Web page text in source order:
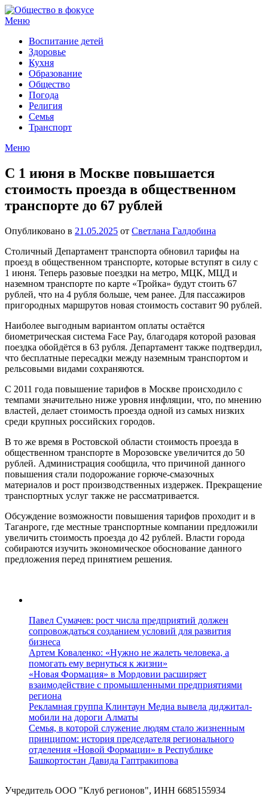
Перейти
к
Меню
Воспитание детей
Здоровье
Кухня
Образование
Общество
Погода
Религия
Семья
Транспорт
Меню
С 1 июня в Москве повышается
стоимость проезда в общественном
транспорте до 67 рублей
Опубликовано в 21.05.2025 от Светлана Галдобина
Столичный Департамент транспорта обновил тарифы на
проезд в общественном транспорте, которые вступят в силу с
1 июня. Теперь разовые поездки на метро, МЦК, МЦД и
наземном транспорте по карте «Тройка» будут стоить 67
рублей, что на 4 рубля больше, чем ранее. Для пассажиров
пригородных маршрутов новая стоимость составит 90 рублей.
Наиболее выгодным вариантом оплаты остаётся
биометрическая система Face Pay, благодаря которой разовая
поездка обойдётся в 63 рубля. Департамент также подтвердил,
что бесплатные пересадки между наземным транспортом и
рельсовыми видами сохраняются.
С 2011 года повышение тарифов в Москве происходило с
темпами значительно ниже уровня инфляции, что, по мнению
властей, делает стоимость проезда одной из самых низких
среди крупных российских городов.
В то же время в Ростовской области стоимость проезда в
общественном транспорте в Морозовске увеличится до 50
рублей. Администрация сообщила, что причиной данного
повышения стали подорожание горюче-смазочных
материалов и рост производственных издержек. Прекращение
транспортных услуг также не рассматривается.
Обсуждение возможности повышения тарифов проходит и в
Таганроге, где местные транспортные компании предложили
увеличить стоимость проезда до 42 рублей. Власти города
собираются изучить экономическое обоснование данного
предложения перед принятием решения.
Павел Сумачев: рост числа предприятий должен
сопровождаться созданием условий для развития
бизнеса
Артем Коваленко: «Нужно не жалеть человека, а
помогать ему вернуться к жизни»
«Новая Формация» в Мордовии расширяет
взаимодействие с промышленными предприятиями
региона
Рекламная группа Клинтаун Медиа вывела диджитал-
мобили на дороги Алматы
Семья, в которой служение людям стало жизненным
принципом: история председателя регионального
отделения «Новой Формации» в Республике
Башкортостан Давида Гаптракипова
Учредитель ООО "Клуб регионов", ИНН 6685155934